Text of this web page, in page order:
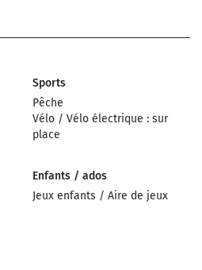
Sports
Pêche
Vélo / Vélo électrique : sur
place
Enfants / ados
Jeux enfants / Aire de jeux